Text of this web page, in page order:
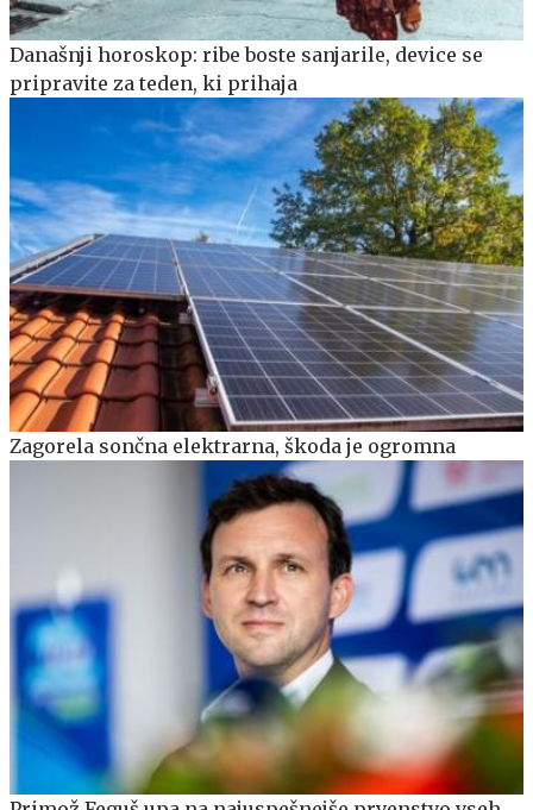
Današnji horoskop: ribe boste sanjarile, device se
pripravite za teden, ki prihaja
Zagorela sončna elektrarna, škoda je ogromna